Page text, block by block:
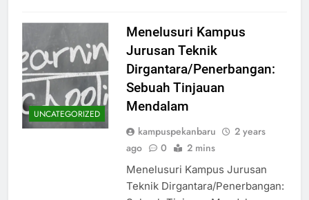
UNCATEGORIZED
Menelusuri Kampus
Jurusan Teknik
Dirgantara/Penerbangan:
Sebuah Tinjauan
Mendalam
kampuspekanbaru
2 years
ago
0 2 mins
Menelusuri Kampus Jurusan
Teknik Dirgantara/Penerbangan: